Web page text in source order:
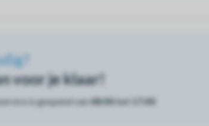
voor je klaar!
is geopend van08:00 tot 17:00